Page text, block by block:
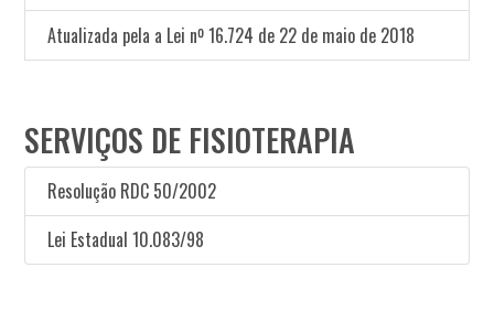
Atualizada pela a Lei nº 16.724 de 22 de maio de 2018
SERVIÇOS DE FISIOTERAPIA
Resolução RDC 50/2002
Lei Estadual 10.083/98